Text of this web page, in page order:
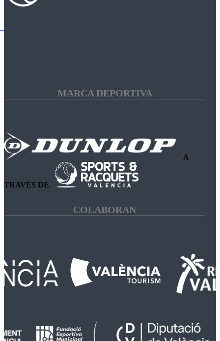
MARCA DEPORTIVA
A
TRAVÉS DE
COLABORAN